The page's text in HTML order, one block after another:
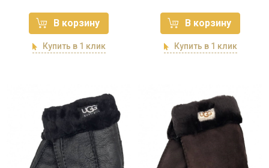
В корзину
Купить в 1 клик
В корзину
Купить в 1 клик